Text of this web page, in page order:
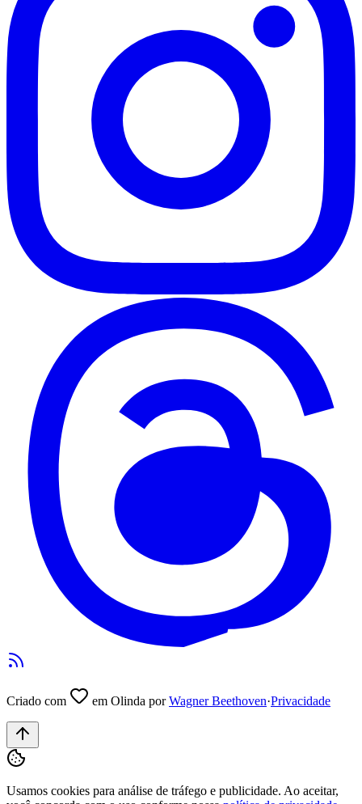
Criado com em Olinda porWagner Beethoven·Privacidade
Usamos cookies para análise de tráfego e publicidade. Ao aceitar,